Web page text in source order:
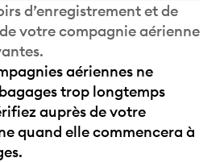
d’enregistrement et de
votre compagnie aérienne
aériennes ne
trop longtemps
auprès de votre
quand elle commencera à